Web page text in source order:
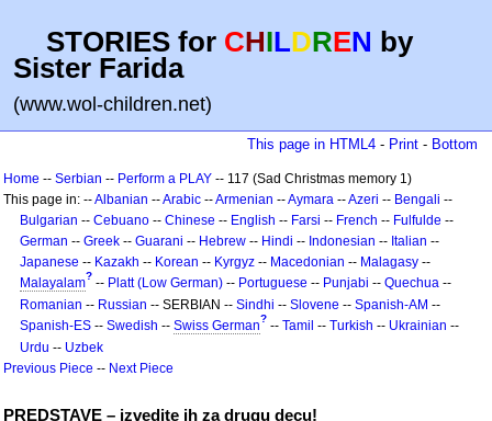
STORIES for CHILDREN by
Sister Farida
(www.wol-children.net)
This page in HTML4 - Print - Bottom
Home -- Serbian -- Perform a PLAY -- 117 (Sad Christmas memory 1)
This page in: --Albanian --Arabic --Armenian --Aymara --Azeri -- Bengali --
Bulgarian -- Cebuano -- Chinese -- English -- Farsi -- French -- Fulfulde --
German -- Greek -- Guarani -- Hebrew -- Hindi -- Indonesian -- Italian --
Japanese -- Kazakh -- Korean -- Kyrgyz -- Macedonian -- Malagasy --
Malayalam? -- Platt (Low German) -- Portuguese -- Punjabi -- Quechua --
Romanian -- Russian -- SERBIAN -- Sindhi -- Slovene -- Spanish-AM --
Spanish-ES -- Swedish -- Swiss German? -- Tamil -- Turkish -- Ukrainian --
Urdu -- Uzbek
Previous Piece -- Next Piece
PREDSTAVE – izvedite ih za drugu decu!